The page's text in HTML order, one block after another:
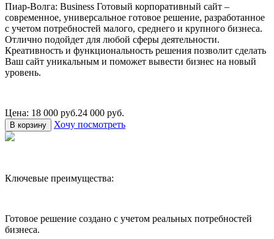
Пиар-Волга: Business Готовый корпоративный сайт –
современное, универсальное готовое решение, разработанное
с учетом потребностей малого, среднего и крупного бизнеса.
Отлично подойдет для любой сферы деятельности.
Креативность и функциональность решения позволит сделать
Ваш сайт уникальным и поможет вывести бизнес на новый
уровень.
Цена: 18 000 руб.24 000 руб.
В корзину Хочу посмотреть
Ключевые преимущества:
Готовое решение создано с учетом реальных потребностей
бизнеса.